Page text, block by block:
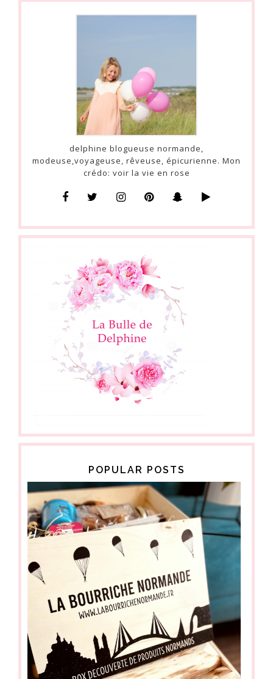
delphine blogueuse normande,
modeuse,voyageuse, rêveuse, épicurienne. Mon
crédo: voir la vie en rose
POPULAR POSTS